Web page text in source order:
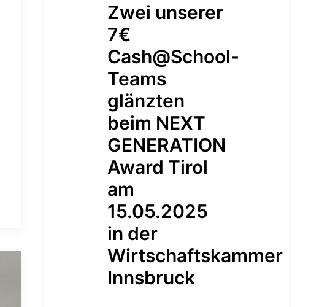
Zwei unserer
7€
Cash@School-
Teams
glänzten
beim NEXT
GENERATION
Award Tirol
am
15.05.2025
in der
Wirtschaftskammer
Innsbruck